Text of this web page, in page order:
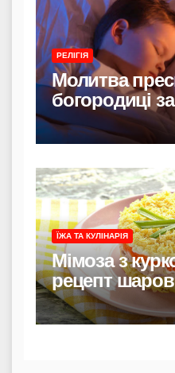
РЕЛІГІЯ
Молитва
богородиці
захисту і
тепла
ЇЖА ТА КУЛІНАРІЯ
Мімоза з
рецепт
риби